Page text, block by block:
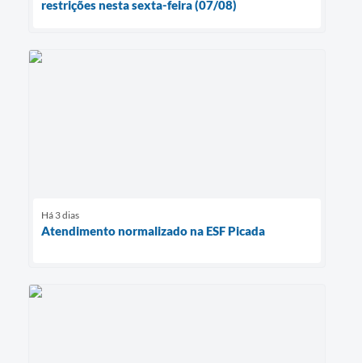
restrições nesta sexta-feira (07/08)
Há 3 dias
Atendimento normalizado na ESF Picada